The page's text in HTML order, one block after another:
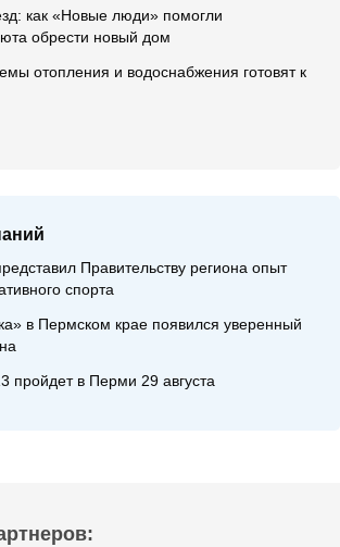
как «Новые люди» помогли
обрести новый дом
отопления и водоснабжения готовят к
Правительству региона опыт
спорта
в Пермском крае появился уверенный
пройдет в Перми 29 августа